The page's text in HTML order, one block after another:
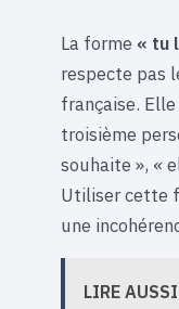
La forme « tu
respecte pas
française.
troisième
souhaite », «
Utiliser cette
une
LIRE AUSSI